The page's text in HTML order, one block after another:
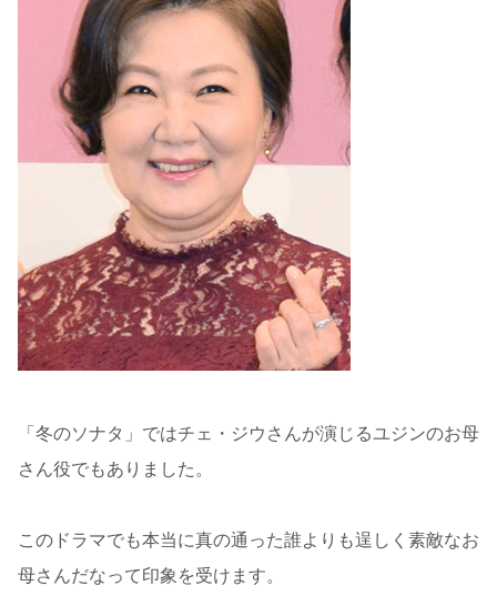
「冬のソナタ」ではチェ・ジウさんが演じるユジンのお母
さん役でもありました。
このドラマでも本当に真の通った誰よりも逞しく素敵なお
母さんだなって印象を受けます。